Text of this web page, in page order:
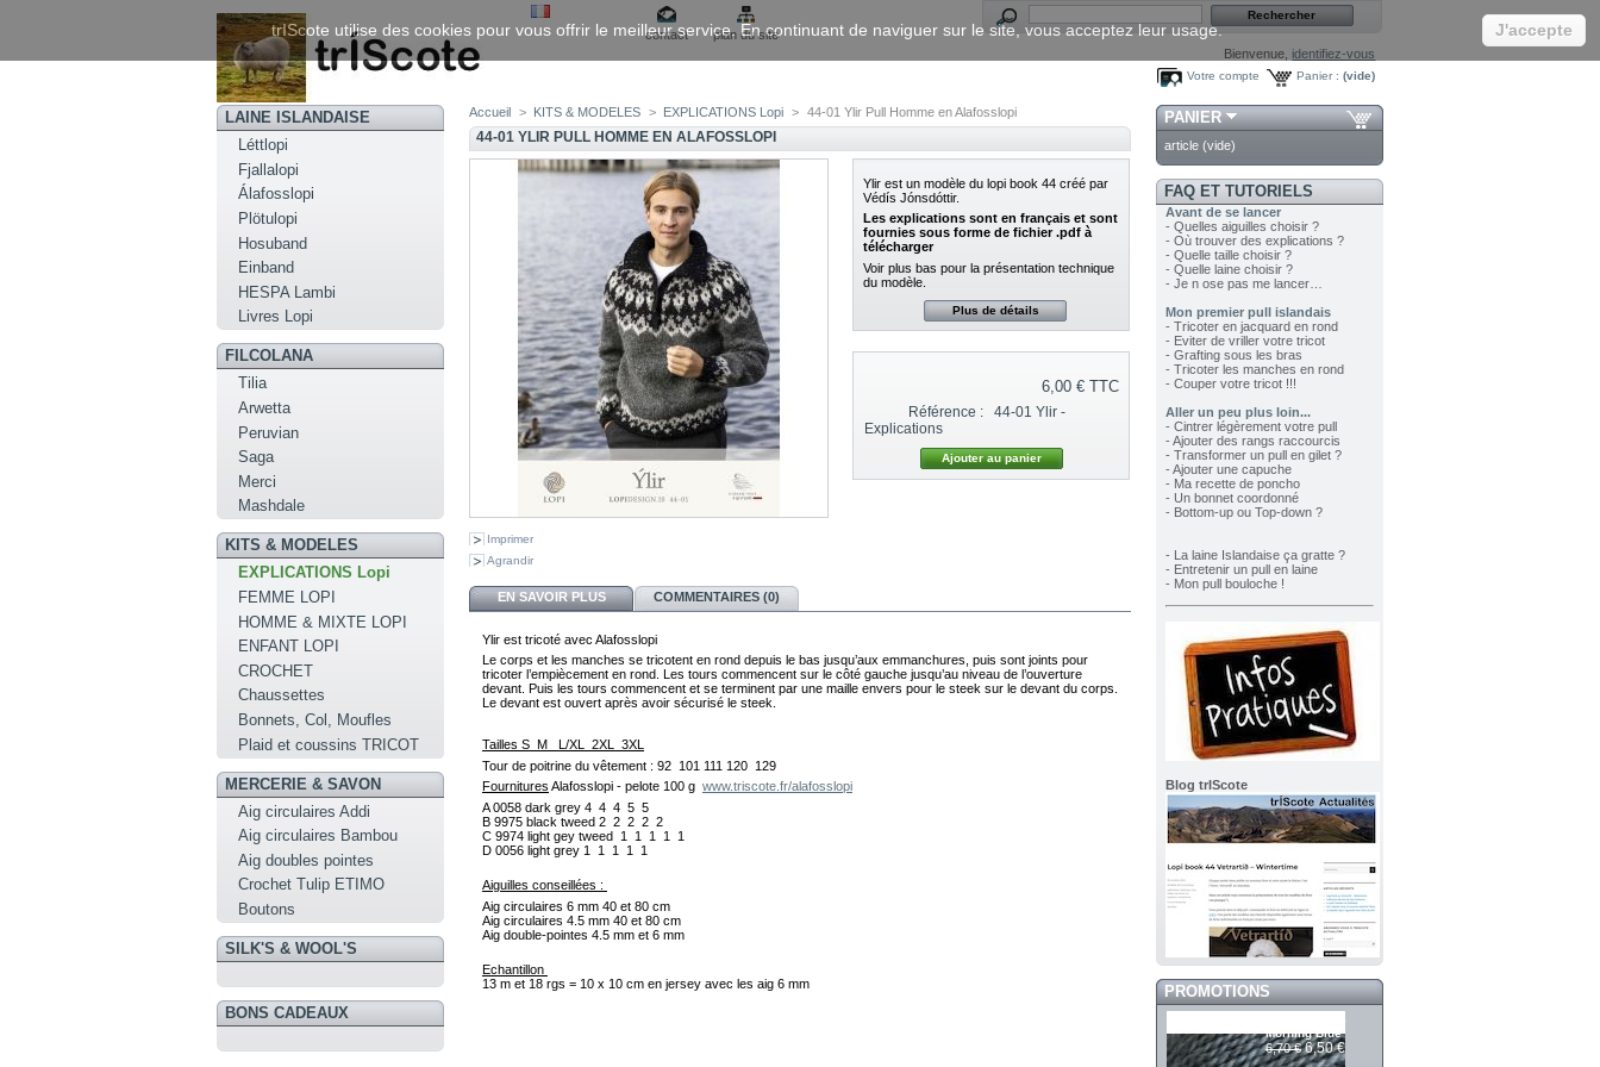
contact
plan du site
Bienvenue, identifiez-vous
Panier : (vide)
Votre compte
LAINE ISLANDAISE
Léttlopi
Fjallalopi
Álafosslopi
Plötulopi
Hosuband
Einband
HESPA Lambi
Livres Lopi
FILCOLANA
Tilia
Arwetta
Peruvian
Saga
Merci
Mashdale
KITS & MODELES
EXPLICATIONS Lopi
FEMME LOPI
HOMME & MIXTE LOPI
ENFANT LOPI
CROCHET
Chaussettes
Bonnets, Col, Moufles
Plaid et coussins TRICOT
MERCERIE & SAVON
Aig circulaires Addi
Aig circulaires Bambou
Aig doubles pointes
Crochet Tulip ETIMO
Boutons
SILK'S & WOOL'S
BONS CADEAUX
Accueil > KITS & MODELES > EXPLICATIONS Lopi > 44-01 Ylir Pull Homme en Alafosslopi
44-01 YLIR PULL HOMME EN ALAFOSSLOPI
Imprimer
Agrandir
Ylir est un modèle du lopi book 44 créé par
Védís Jónsdóttir.
Les explications sont en français et sont
fournies sous forme de fichier .pdf à
télécharger
Voir plus bas pour la présentation technique
du modèle.
Plus de détails
6,00 €TTC
Référence :
44-01 Ylir -
Explications
EN SAVOIR PLUS COMMENTAIRES (0)
Ylir est tricoté avec Alafosslopi
Le corps et les manches se tricotent en rond depuis le bas jusqu’aux emmanchures, puis sont joints pour
tricoter l’empiècement en rond. Les tours commencent sur le côté gauche jusqu’au niveau de l’ouverture
devant. Puis les tours commencent et se terminent par une maille envers pour le steek sur le devant du corps.
Le devant est ouvert après avoir sécurisé le steek.
Tailles S M L/XL 2XL 3XL
Tour de poitrine du vêtement : 92 101 111 120 129
Fournitures Alafosslopi - pelote 100 g www.triscote.fr/alafosslopi
A 0058 dark grey 4  4  4  5  5
B 9975 black tweed 2  2  2  2  2
C 9974 light gey tweed  1  1  1  1  1
D 0056 light grey 1  1  1  1  1
Aiguilles conseillées :
Aig circulaires 6 mm 40 et 80 cm
Aig circulaires 4.5 mm 40 et 80 cm
Aig double-pointes 4.5 mm et 6 mm
Echantillon
13 m et 18 rgs = 10 x 10 cm en jersey avec les aig 6 mm
PANIER
article (vide)
FAQ ET TUTORIELS
Avant de se lancer
- Quelles aiguilles choisir ?
- Où trouver des explications ?
- Quelle taille choisir ?
- Quelle laine choisir ?
- Je n ose pas me lancer…
Mon premier pull islandais
- Tricoter en jacquard en rond
- Eviter de vriller votre tricot
- Grafting sous les bras
- Tricoter les manches en rond
- Couper votre tricot !!!
Aller un peu plus loin...
- Cintrer légèrement votre pull
- Ajouter des rangs raccourcis
- Transformer un pull en gilet ?
- Ajouter une capuche
- Ma recette de poncho
- Un bonnet coordonné
- Bottom-up ou Top-down ?
- La laine Islandaise ça gratte ?
- Entretenir un pull en laine
- Mon pull bouloche !
Blog trIScote
PROMOTIONS
Mashdale 394
Morning Blue
6,70 € 6,50 €
trIScote utilise des cookies pour vous offrir le meilleur service. En continuant de naviguer sur le site, vous acceptez leur usage. J'accepte